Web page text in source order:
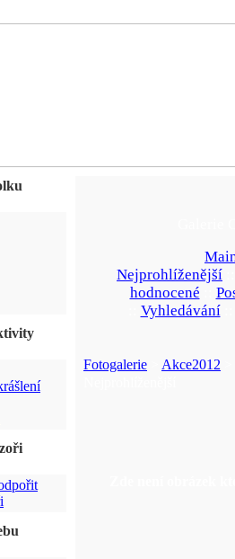
Nejprohlíženější
hodnocené
Vyhledávání
Fotogalerie Akce2012